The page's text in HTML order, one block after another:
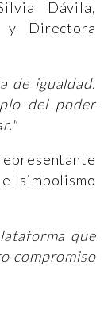
Dávila,
y Directora
de igualdad.
del poder
simbolismo
que
compromiso